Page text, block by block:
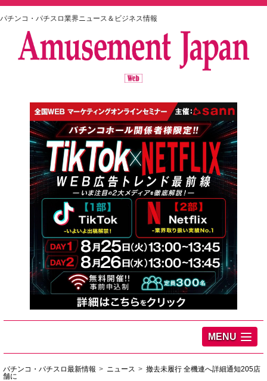
パチンコ・パチスロ業界ニュース＆ビジネス情報
MENU
パチンコ・パチスロ最新情報 ニュース
撤去未履行 全機連へ詳細通知205店
舗に